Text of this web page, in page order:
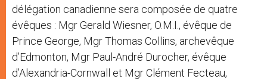
délégation canadienne sera composée de quatre
évêques : Mgr Gerald Wiesner, O.M.I., évêque de
Prince George, Mgr Thomas Collins, archevêque
d’Edmonton, Mgr Paul-André Durocher, évêque
d’Alexandria-Cornwall et Mgr Clément Fecteau,